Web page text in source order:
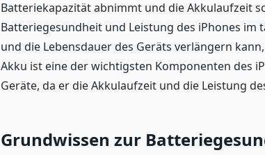
Batteriekapazität abnimmt und die Akkulaufzeit
Batteriegesundheit und Leistung des iPhones
und die Lebensdauer des Geräts verlängern
Akku ist eine der wichtigsten Komponenten des
Geräte, da er die Akkulaufzeit und die Leistung
Grundwissen zur